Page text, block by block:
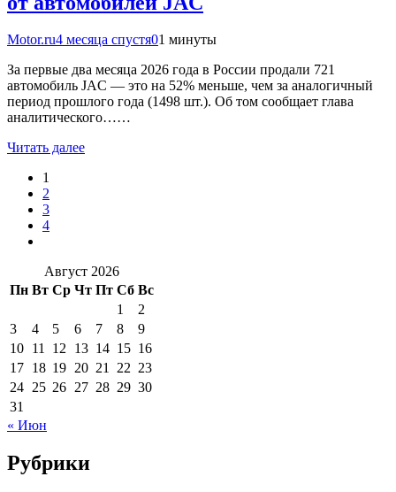
Motor.ru4 месяца спустя01 минуты
За первые два месяца 2026 года в России продали 721
автомобиль JAC — это на 52% меньше, чем за аналогичный
период прошлого года (1498 шт.). Об том сообщает глава
аналитического……
Читать далее
1
2
3
4
Август 2026
Пн Вт Ср Чт Пт Сб Вс
1
2
3
4 5 6 7 8
9
10 11 12 13 14 15 16
17 18 19 20 21 22 23
24 25 26 27 28 29 30
31
« Июн
Рубрики